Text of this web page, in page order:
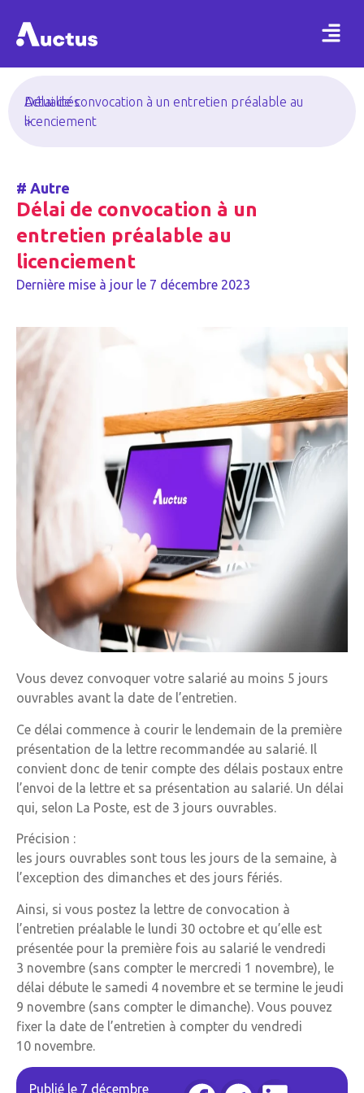
Actualités
>
Délai de convocation à un entretien préalable au
licenciement
# Autre
Délai de convocation à un
entretien préalable au
licenciement
Dernière mise à jour le 7 décembre 2023
Vous devez convoquer votre salarié au moins 5 jours
ouvrables avant la date de l’entretien.
Ce délai commence à courir le lendemain de la première
présentation de la lettre recommandée au salarié. Il
convient donc de tenir compte des délais postaux entre
l’envoi de la lettre et sa présentation au salarié. Un délai
qui, selon La Poste, est de 3 jours ouvrables.
Précision :
les jours ouvrables sont tous les jours de la semaine, à
l’exception des dimanches et des jours fériés.
Ainsi, si vous postez la lettre de convocation à
l’entretien préalable le lundi 30 octobre et qu’elle est
présentée pour la première fois au salarié le vendredi
3 novembre (sans compter le mercredi 1 novembre), le
délai débute le samedi 4 novembre et se termine le jeudi
9 novembre (sans compter le dimanche). Vous pouvez
fixer la date de l’entretien à compter du vendredi
10 novembre.
Publié le 7 décembre